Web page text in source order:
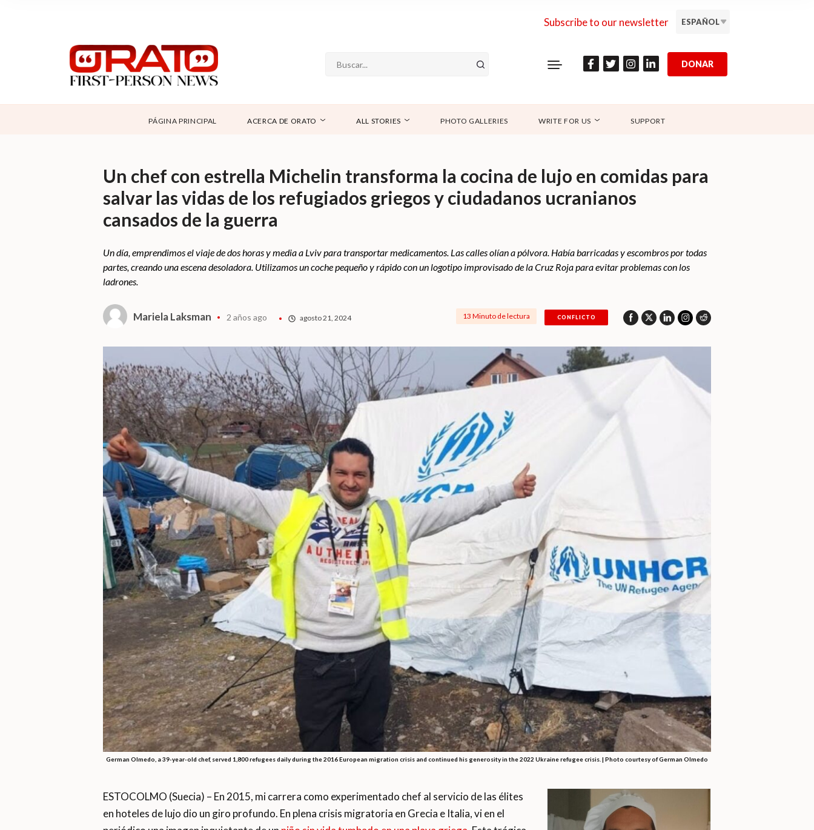
Subscribe to our newsletter ESPAÑOL
SUPPORT
CONTÁCTANOS
DONAR
PÁGINA PRINCIPAL ACERCA DE ORATO ALL STORIES PHOTO GALLERIES WRITE FOR US SUPPORT
Un chef con estrella Michelin transforma la cocina de lujo en comidas para
salvar las vidas de los refugiados griegos y ciudadanos ucranianos
cansados de la guerra
Un día, emprendimos el viaje de dos horas y media a Lviv para transportar medicamentos. Las calles olían a pólvora. Había barricadas y escombros por todas
partes, creando una escena desoladora. Utilizamos un coche pequeño y rápido con un logotipo improvisado de la Cruz Roja para evitar problemas con los
ladrones.
Mariela Laksman 2 años ago agosto 21, 2024 13 Minuto de lectura CONFLICTO
German Olmedo, a 39-year-old chef, served 1,800 refugees daily during the 2016 European migration crisis and continued his generosity in the 2022 Ukraine refugee crisis. | Photo courtesy of German Olmedo
ESTOCOLMO (Suecia) – En 2015, mi carrera como experimentado chef al servicio de las élites
en hoteles de lujo dio un giro profundo. En plena crisis migratoria en Grecia e Italia, vi en el